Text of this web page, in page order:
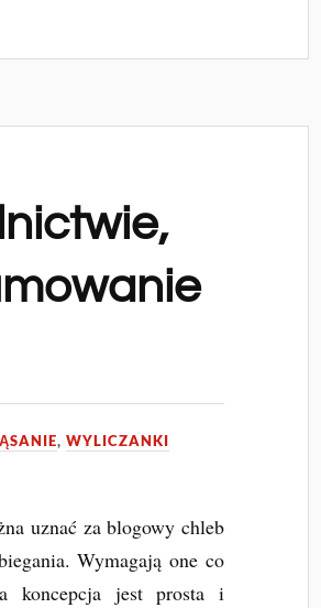
,WYLICZANKI
uznać za blogowy chleb
Wymagają one co
koncepcja jest prosta i